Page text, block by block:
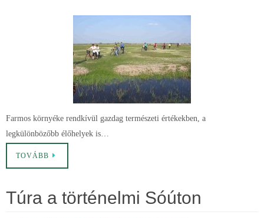
Farmos környéke rendkívül gazdag természeti értékekben, a
legkülönbözőbb élőhelyek is…
TOVÁBB
Túra a történelmi Sóúton